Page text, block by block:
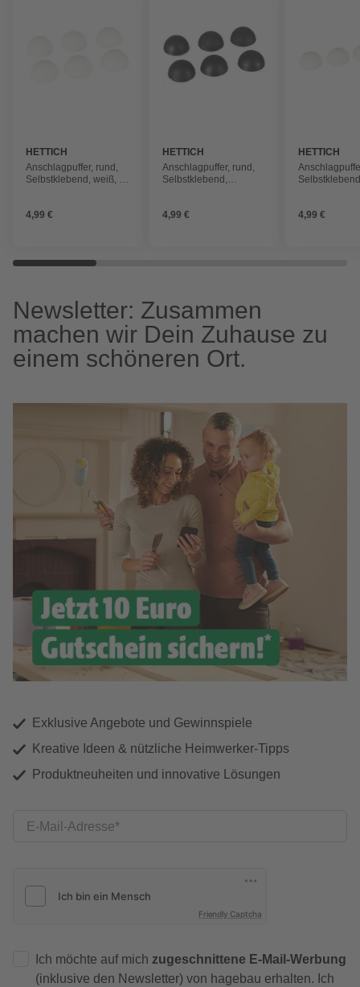
HETTICH
Anschlagpuffer, rund,
Selbstklebend, weiß, Ø
4,99 €
HETTICH
Anschlagpuffer, rund,
Selbstklebend,
4,99 €
HETTICH
4,99 €
Newsletter: Zusammen
machen wir Dein Zuhause zu
einem schöneren Ort.
Exklusive Angebote und Gewinnspiele
Kreative Ideen & nützliche Heimwerker-Tipps
Produktneuheiten und innovative Lösungen
E-Mail-Adresse
Friendly Captcha
Ich möchte auf mich zugeschnittene E-Mail-Werbung
(inklusive den Newsletter) von hagebau erhalten. Ich